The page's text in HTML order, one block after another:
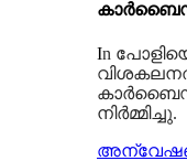
In
കാർബൈഡ്
നിർമ്മിച്ചു.